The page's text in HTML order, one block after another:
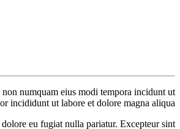
numquam eius modi tempora incidunt ut
incididunt ut labore et dolore magna aliqua.
eu fugiat nulla pariatur. Excepteur sint